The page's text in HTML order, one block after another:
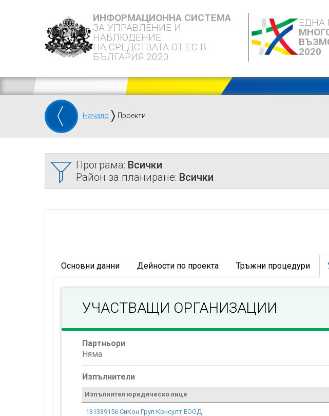
ИНФОРМАЦИОННА СИСТЕМА
ЗА УПРАВЛЕНИЕ И
НАБЛЮДЕНИЕ
НА СРЕДСТВАТА ОТ ЕС В
БЪЛГАРИЯ 2020
ЕДНА
2020
Начало Проекти
Програма: Всички
Район за планиране: Всички
Основни данни Дейности по проекта Тръжни процедури
УЧАСТВАЩИ ОРГАНИЗАЦИИ
Партньори
Няма
Изпълнители
Изпълнител юридическо лице
131339156 СиКон Груп Консулт ЕООД